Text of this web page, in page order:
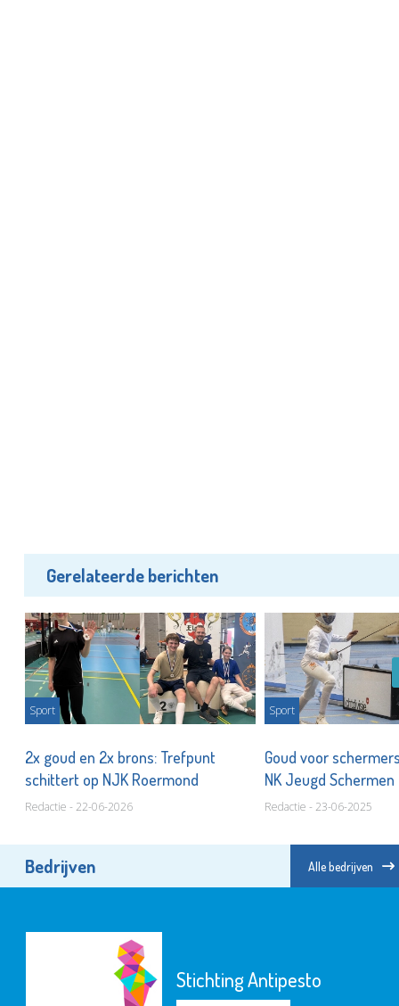
Gerelateerde berichten
Sport
2x goud en 2x brons: Trefpunt
schittert op NJK Roermond
Redactie - 22-06-2026
Sport
Goud voor
NK Jeugd Schermen
Redactie - 23-06-2025
Bedrijven Alle bedrijven
Stichting Antipesto